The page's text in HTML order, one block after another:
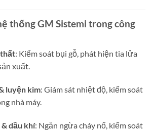
thống GM Sistemi trong công
thất: Kiểm soát bụi gỗ, phát hiện tia lửa
xuất.
luyện kim: Giám sát nhiệt độ, kiểm soát
nhà máy.
dầu khí: Ngăn ngừa cháy nổ, kiểm soát